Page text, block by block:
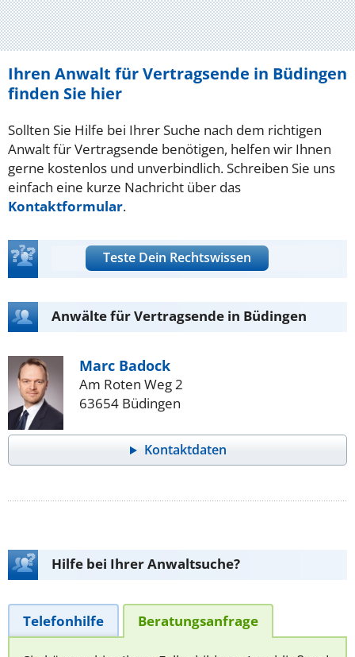
Ihren Anwalt für Vertragsende in Büdingen
finden Sie hier
Sollten Sie Hilfe bei Ihrer Suche nach dem richtigen
Anwalt für Vertragsende benötigen, helfen wir Ihnen
gerne kostenlos und unverbindlich. Schreiben Sie uns
einfach eine kurze Nachricht über das
Kontaktformular.
Teste Dein Rechtswissen
Anwälte für Vertragsende in Büdingen
Marc Badock
Am Roten Weg 2
63654 Büdingen
Kontaktdaten
Hilfe bei Ihrer Anwaltsuche?
Telefonhilfe Beratungsanfrage